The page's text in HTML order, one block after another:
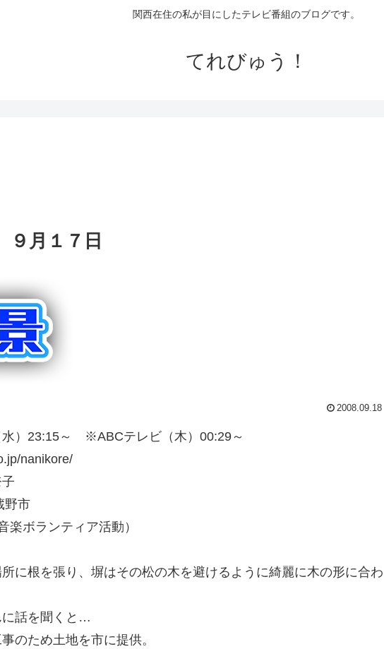
関西在住の私が目にしたテレビ番組のブログです。
てれびゅう！
９月１７日
2008.09.18
）23:15～ ※ABCテレビ（木）00:29～
nanikore/
野市
ボランティア活動）
に根を張り、塀はその松の木を避けるように綺麗に木の形に合わ
に話を聞くと…
のため土地を市に提供。